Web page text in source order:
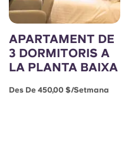
APARTAMENT DE
3 DORMITORIS A
LA PLANTA BAIXA
Des De 450,00 $/setmana